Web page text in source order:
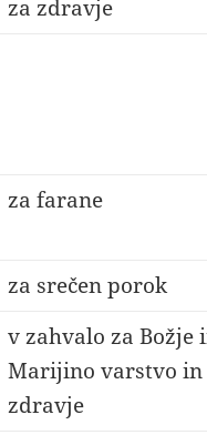
za zdravje
za farane
za srečen porok
v zahvalo za Božje
Marijino varstvo in
zdravje